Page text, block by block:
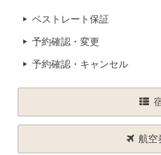
ベストレート保証
予約確認・変更
予約確認・キャンセル
航空